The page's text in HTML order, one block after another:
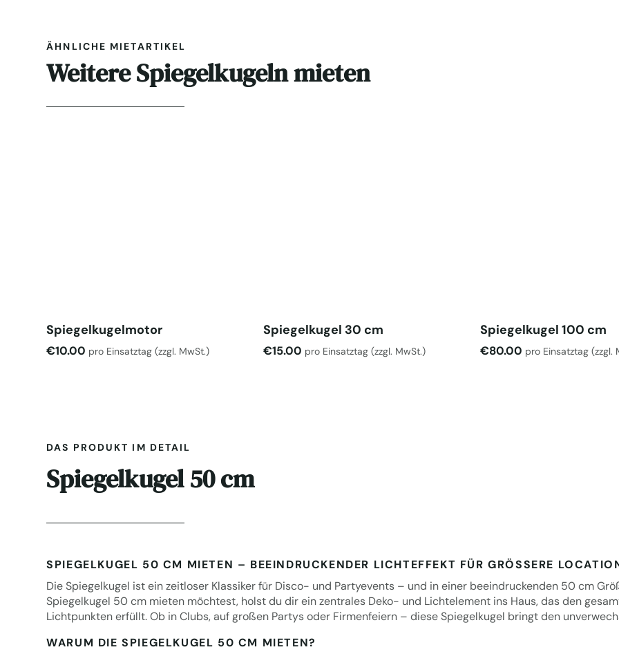
ÄHNLICHE MIETARTIKEL
Weitere Spiegelkugeln mieten
Spiegelkugelmotor
€10.00 pro Einsatztag (zzgl. MwSt.)
Spiegelkugel 30 cm
€15.00 pro Einsatztag (zzgl. MwSt.)
Spiegelkugel 100 cm
€80.00 pro Einsatztag (zzgl.
DAS PRODUKT IM DETAIL
Spiegelkugel 50 cm
SPIEGELKUGEL 50 CM MIETEN – BEEINDRUCKENDER LICHTEFFEKT FÜR GRÖSSERE
Die Spiegelkugel ist ein zeitloser Klassiker für Disco- und Partyevents – und in einer beeindruckenden 50 cm
Spiegelkugel 50 cm mieten möchtest, holst du dir ein zentrales Deko- und Lichtelement ins Haus, das den
Lichtpunkten erfüllt. Ob in Clubs, auf großen Partys oder Firmenfeiern – diese Spiegelkugel bringt den
WARUM DIE SPIEGELKUGEL 50 CM MIETEN?